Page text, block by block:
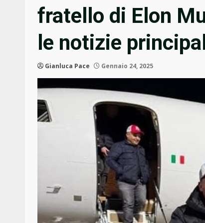
fratello di Elon
le notizie
Gianluca Pace Gennaio 24, 2025